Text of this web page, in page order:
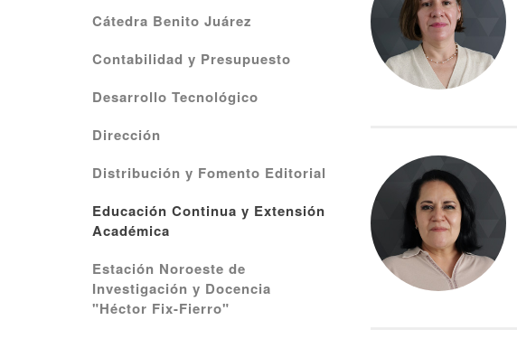
Cátedra Benito Juárez
Contabilidad y Presupuesto
Desarrollo Tecnológico
Dirección
Distribución y Fomento Editorial
Educación Continua y Extensión
Académica
Estación Noroeste de
Investigación y Docencia
"Héctor Fix-Fierro"